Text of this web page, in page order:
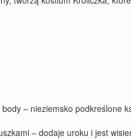
– nieziemsko podkreślone
– dodaje uroku i jest